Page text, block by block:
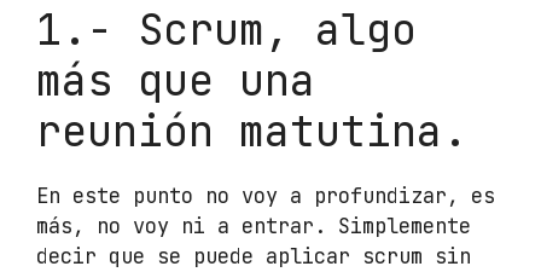
1.- Scrum, algo
más que una
reunión matutina.
En este punto no voy a profundizar, es
más, no voy ni a entrar. Simplemente
decir que se puede aplicar scrum sin